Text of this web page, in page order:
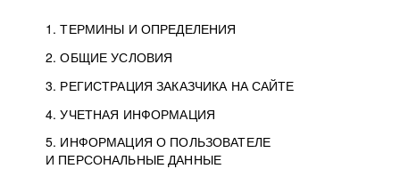
1. ТЕРМИНЫ И ОПРЕДЕЛЕНИЯ
2. ОБЩИЕ УСЛОВИЯ
3. РЕГИСТРАЦИЯ ЗАКАЗЧИКА НА САЙТЕ
4. УЧЕТНАЯ ИНФОРМАЦИЯ
5. ИНФОРМАЦИЯ О ПОЛЬЗОВАТЕЛЕ
И ПЕРСОНАЛЬНЫЕ ДАННЫЕ